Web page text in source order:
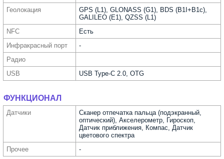
Геолока­ция
GPS (L1), GLONASS (G1), BDS (B1I+B1c),
GALILEO (E1), QZSS (L1)
NFC
Есть
Инфра­красный порт
-
Радио
USB
USB Type-C 2.0, OTG
ФУНКЦИОНАЛ
Датчики
Сканер отпечатка пальца (подэкранный,
оптический), Акселерометр, Гироскоп,
Датчик приближения, Компас, Датчик
цветового спектра
Прочее
-